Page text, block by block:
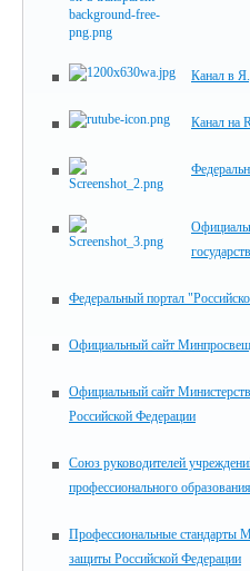
Канал в
Канал на
Федеральный портал
Официальный сайт
Официальный сайт
Российской Федерации
Союз руководителей
профессионального
Профессиональные стандарты
защиты Российской Федерации